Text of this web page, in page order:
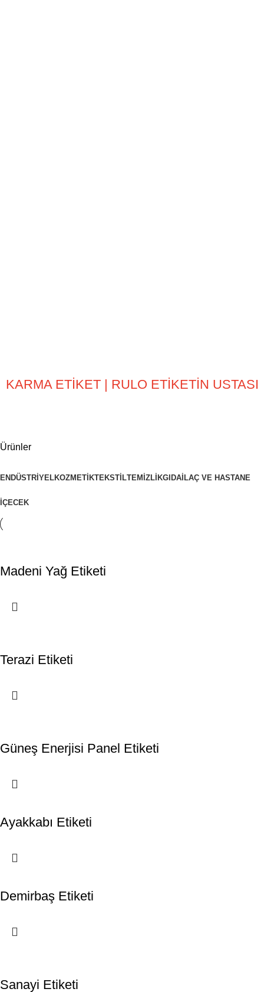
KARMA ETİKET | RULO ETİKETİN USTASI
Ürünler
ENDÜSTRIYELKOZMETIKTEKSTILTEMIZLIKGIDA İLAÇ VE HASTANE
İÇECEK
Madeni Yağ Etiketi
Terazi Etiketi
Güneş Enerjisi Panel Etiketi
Ayakkabı Etiketi
Demirbaş Etiketi
Sanayi Etiketi